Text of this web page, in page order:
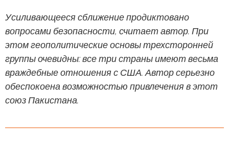
Усиливающееся сближение продиктовано
вопросами безопасности, считает автор. При
этом геополитические основы трехсторонней
группы очевидны: все три страны имеют весьма
враждебные отношения с США. Автор серьезно
обеспокоена возможностью привлечения в этот
союз Пакистана.